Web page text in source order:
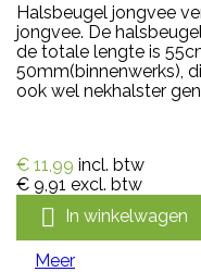
Halsbeugel jongvee
jongvee. De
de totale lengte is
50mm(binnenwerks),
ook wel nekhalster
€ 11,99 incl. btw
€ 9,91 excl. btw
 In winkelwagen
Meer